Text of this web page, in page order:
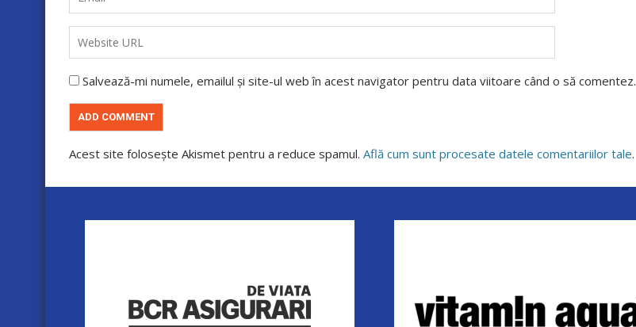
Salvează-mi numele, emailul și site-ul web în acest navigator pentru data viitoare când o să comentez.
Acest site folosește Akismet pentru a reduce spamul. Află cum sunt procesate datele comentariilor tale.